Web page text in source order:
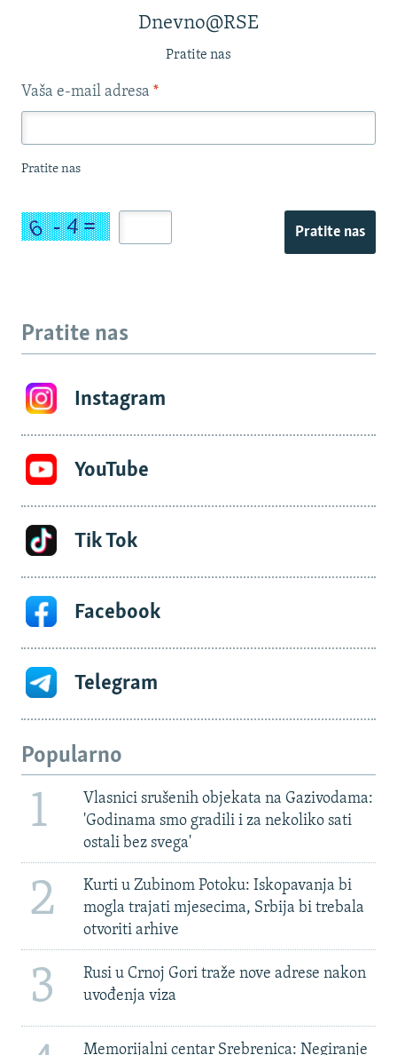
Dnevno@RSE
Pratite nas
Vaša e-mail adresa *
Pratite nas
Pratite nas
Pratite nas
Instagram
YouTube
Tik Tok
Facebook
Telegram
Popularno
1
Vlasnici srušenih objekata na Gazivodama:
'Godinama smo gradili i za nekoliko sati
ostali bez svega'
2
Kurti u Zubinom Potoku: Iskopavanja bi
mogla trajati mjesecima, Srbija bi trebala
otvoriti arhive
3
Rusi u Crnoj Gori traže nove adrese nakon
uvođenja viza
Memorijalni centar Srebrenica: Negiranje